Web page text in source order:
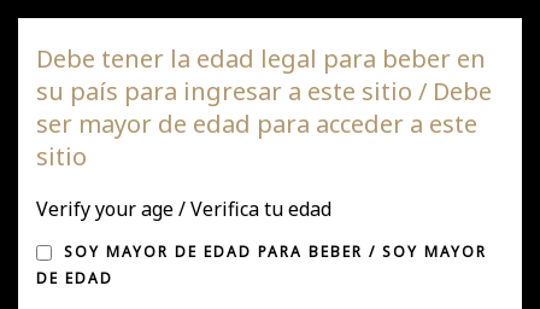
Viña DAGAZ
VIÑA DAGAZ BRILLA EN
GUÍA DESCORCHADOS
Debe tener la edad legal para beber en
su país para ingresar a este sitio / Debe
ser mayor de edad para acceder a este
sitio
Verify your age / Verifica tu edad
SOY MAYOR DE EDAD PARA BEBER / SOY MAYOR
DE EDAD